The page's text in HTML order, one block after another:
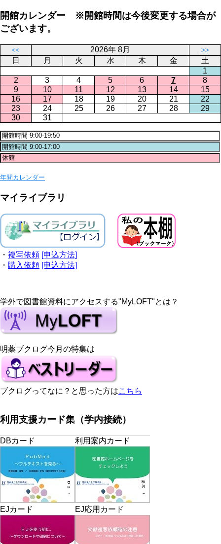
開館カレンダー ※開館時間は今後変更する場合が
ございます。
<< 2026年 8月 >>
日 月 火 水 木 金
土
1
2
3 4 5 6 7
8
9
10 11 12 13 14
15
16
17 18 19 20 21
22
23
24 25 26 27 28
29
30
31
年間カレンダー
マイライブラリ
・ 複写依頼 [申込方法]
・ 購入依頼 [申込方法]
学外で図書館資料にアクセスする"MyLOFT"とは？
明薬ブクログ今月の特集は
ブクログってなに？と思った方はこちら
利用支援カード集（学内接続）
DBカード 利用案内カード
EJカード EJ応用カード